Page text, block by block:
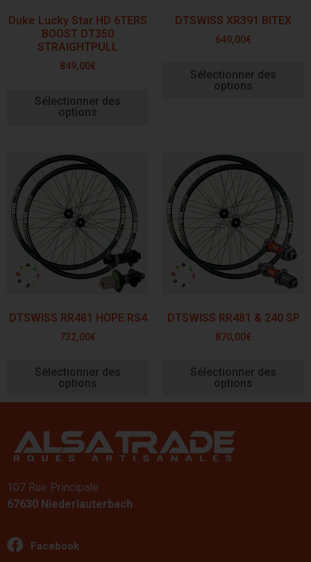
Duke Lucky Star HD 6TERS
BOOST DT350
STRAIGHTPULL
849,00€
Sélectionner des
options
DTSWISS XR391 BITEX
649,00€
Sélectionner des
options
DTSWISS RR481 HOPE RS4
732,00€
Sélectionner des
options
DTSWISS RR481 & 240 SP
870,00€
Sélectionner des
options
107 Rue Principale
67630 Niederlauterbach
Facebook